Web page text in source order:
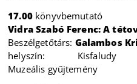
17.00könyvbemutató
Vidra Szabó Ferenc: A
Beszélgetőtárs: Galambos
helyszín:
Muzeális gyűjtemény